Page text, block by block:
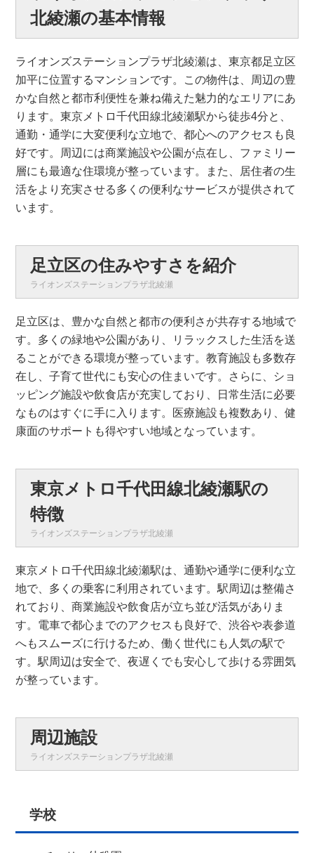
北綾瀬の基本情報
ライオンズステーションプラザ北綾瀬は、東京都足立区
加平に位置するマンションです。この物件は、周辺の豊
かな自然と都市利便性を兼ね備えた魅力的なエリアにあ
ります。東京メトロ千代田線北綾瀬駅から徒歩4分と、
通勤・通学に大変便利な立地で、都心へのアクセスも良
好です。周辺には商業施設や公園が点在し、ファミリー
層にも最適な住環境が整っています。また、居住者の生
活をより充実させる多くの便利なサービスが提供されて
います。
足立区の住みやすさを紹介
ライオンズステーションプラザ北綾瀬
足立区は、豊かな自然と都市の便利さが共存する地域で
す。多くの緑地や公園があり、リラックスした生活を送
ることができる環境が整っています。教育施設も多数存
在し、子育て世代にも安心の住まいです。さらに、ショ
ッピング施設や飲食店が充実しており、日常生活に必要
なものはすぐに手に入ります。医療施設も複数あり、健
康面のサポートも得やすい地域となっています。
東京メトロ千代田線北綾瀬駅の
特徴
ライオンズステーションプラザ北綾瀬
東京メトロ千代田線北綾瀬駅は、通勤や通学に便利な立
地で、多くの乗客に利用されています。駅周辺は整備さ
れており、商業施設や飲食店が立ち並び活気がありま
す。電車で都心までのアクセスも良好で、渋谷や表参道
へもスムーズに行けるため、働く世代にも人気の駅で
す。駅周辺は安全で、夜遅くでも安心して歩ける雰囲気
が整っています。
周辺施設
ライオンズステーションプラザ北綾瀬
学校